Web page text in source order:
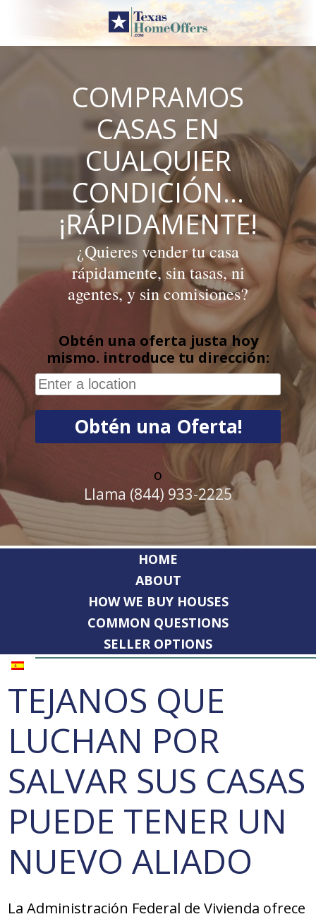
content
COMPRAMOS
CASAS EN
CUALQUIER
CONDICIÓN…
¡RÁPIDAMENTE!
¿Quieres vender tu casa
rápidamente, sin tasas, ni
agentes, y sin comisiones?
Obtén una oferta justa hoy
mismo. introduce tu dirección:
o
Llama (844) 933-2225
HOME
ABOUT
HOW WE BUY HOUSES
COMMON QUESTIONS
SELLER OPTIONS
TEJANOS QUE
LUCHAN POR
SALVAR SUS CASAS
PUEDE TENER UN
NUEVO ALIADO
La Administración Federal de Vivienda ofrece